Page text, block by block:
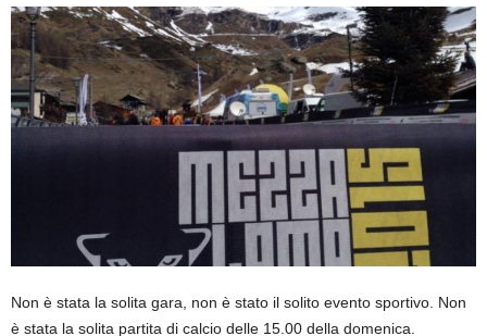
Non è stata la solita gara, non è stato il solito evento sportivo. Non
è stata la solita partita di calcio delle 15.00 della domenica.